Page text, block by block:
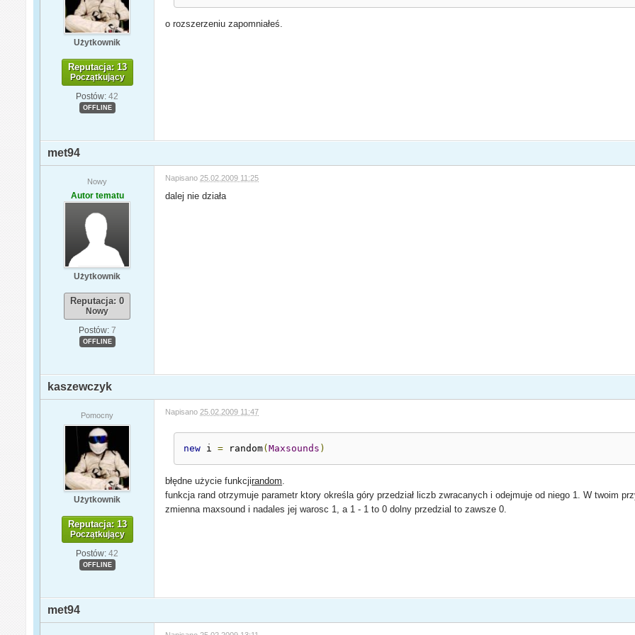
Użytkownik
Reputacja: 13
Początkujący
Postów: 42
OFFLINE
o rozszerzeniu zapomniałeś.
met94
Nowy
Autor tematu
Użytkownik
Reputacja: 0
Nowy
Postów: 7
OFFLINE
Napisano 25.02.2009 11:25
dalej nie działa
kaszewczyk
Pomocny
Użytkownik
Reputacja: 13
Początkujący
Postów: 42
OFFLINE
Napisano 25.02.2009 11:47
new i = random(Maxsounds )
błędne użycie funkcjirandom
funkcja rand otrzymuje parametr ktory określa góry przedział liczb zwracanych i odejmuje od niego 1. W twoim
zmienna maxsound i nadales jej warosc 1, a 1 - 1 to 0 dolny przedzial to zawsze 0.
met94